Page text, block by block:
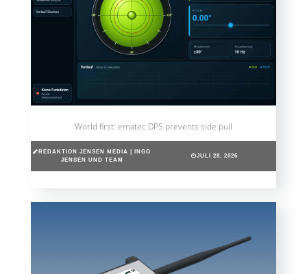
World first: ematec DPS prevents side pull
REDAKTION JENSEN MEDIA | INGO
JENSEN UND TEAM
JULI 28, 2026